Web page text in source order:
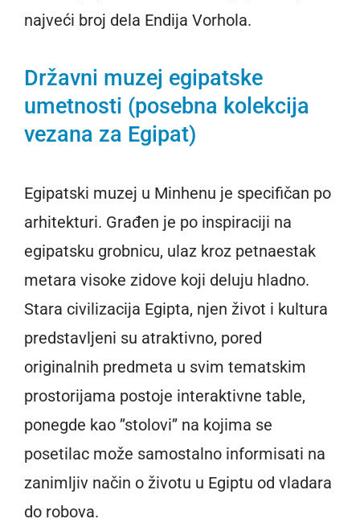
najveći broj dela Endija Vorhola.
Državni muzej egipatske
umetnosti (posebna kolekcija
vezana za Egipat)
Egipatski muzej u Minhenu je specifičan po
arhitekturi. Građen je po inspiraciji na
egipatsku grobnicu, ulaz kroz petnaestak
metara visoke zidove koji deluju hladno.
Stara civilizacija Egipta, njen život i kultura
predstavljeni su atraktivno, pored
originalnih predmeta u svim tematskim
prostorijama postoje interaktivne table,
ponegde kao ’’stolovi’’ na kojima se
posetilac može samostalno informisati na
zanimljiv način o životu u Egiptu od vladara
do robova.